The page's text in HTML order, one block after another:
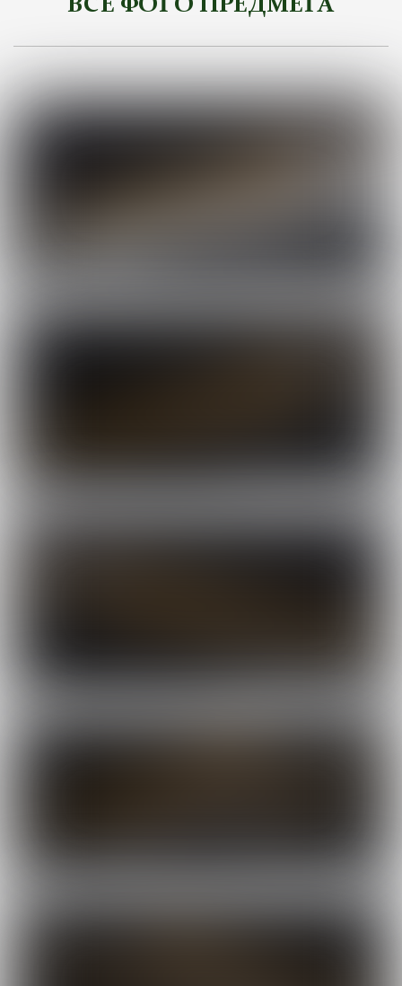
ВСЕ ФОТО ПРЕДМЕТА